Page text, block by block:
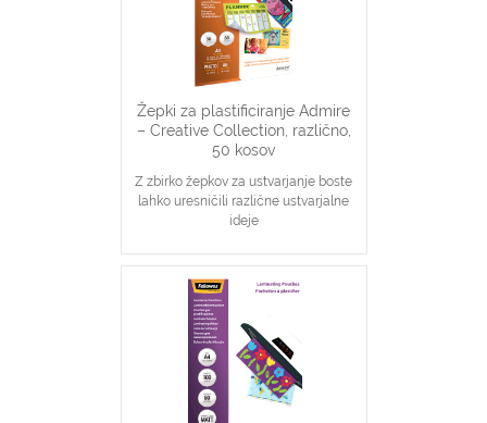
Žepki za plastificiranje Admire
– Creative Collection, različno,
50 kosov
Z zbirko žepkov za ustvarjanje boste
lahko uresničili različne ustvarjalne
ideje
vključujejo po 10 kosov posamezne
vrste žepkov, in sicer Glossy velikosti
A4, Stylish Matt velikosti A4, Easy
Display velikosti A4 in Glossy
velikosti A5, ter 10 žepkov za
plastificiranje fotografij velikosti 10
cm x 15 cm
Debelina: 80 mikronov